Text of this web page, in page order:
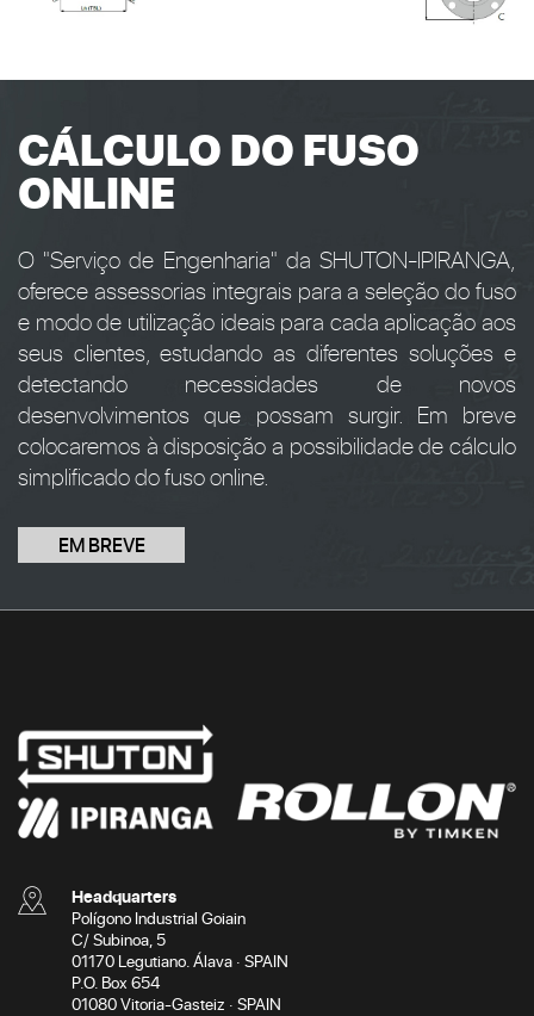
CÁLCULO DO FUSO
ONLINE
O "Serviço de Engenharia" da SHUTON-IPIRANGA,
oferece assessorias integrais para a seleção do fuso
e modo de utilização ideais para cada aplicação aos
seus clientes, estudando as diferentes soluções e
detectando necessidades de novos
desenvolvimentos que possam surgir. Em breve
colocaremos à disposição a possibilidade de cálculo
simplificado do fuso online.
EM BREVE
Headquarters
Polígono Industrial Goiain
C/ Subinoa, 5
01170 Legutiano. Álava · SPAIN
P.O. Box 654
01080 Vitoria-Gasteiz · SPAIN